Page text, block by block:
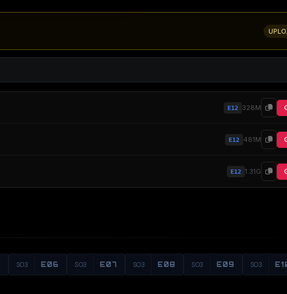
E12 328M
E12 481M
E12 1.31G
S03 E06 S03 E07 S03 E08 S03 E09 S03